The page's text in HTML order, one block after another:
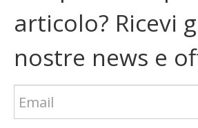
articolo? Ricevi
nostre news e